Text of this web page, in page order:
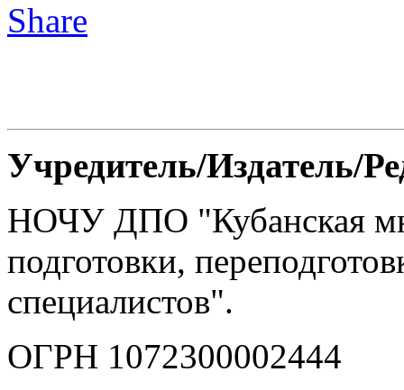
Учредитель/Издатель/
НОЧУ ДПО "Кубанская
подготовки,
специалистов".
ОГРН 1072300002444